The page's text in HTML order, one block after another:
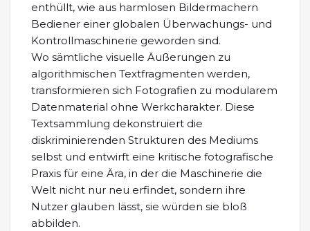
enthüllt, wie aus harmlosen Bildermachern
Bediener einer globalen Überwachungs- und
Kontrollmaschinerie geworden sind.
Wo sämtliche visuelle Äußerungen zu
algorithmischen Textfragmenten werden,
transformieren sich Fotografien zu modularem
Datenmaterial ohne Werkcharakter. Diese
Textsammlung dekonstruiert die
diskriminierenden Strukturen des Mediums
selbst und entwirft eine kritische fotografische
Praxis für eine Ära, in der die Maschinerie die
Welt nicht nur neu erfindet, sondern ihre
Nutzer glauben lässt, sie würden sie bloß
abbilden.